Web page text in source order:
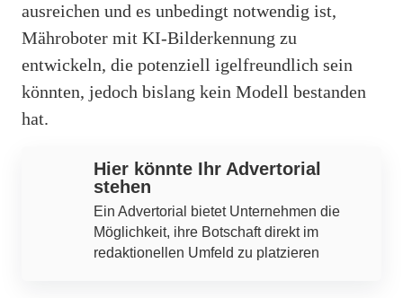
ausreichen und es unbedingt notwendig ist,
Mähroboter mit KI-Bilderkennung zu
entwickeln, die potenziell igelfreundlich sein
könnten, jedoch bislang kein Modell bestanden
hat.
Hier könnte Ihr Advertorial
stehen
Ein Advertorial bietet Unternehmen die
Möglichkeit, ihre Botschaft direkt im
redaktionellen Umfeld zu platzieren